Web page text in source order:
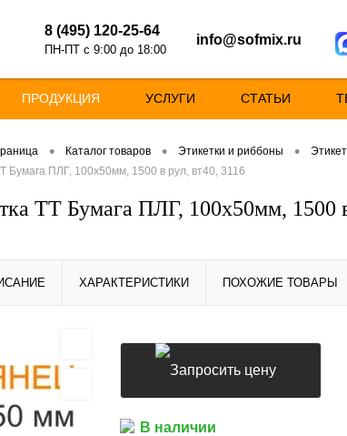
8 (495) 120-25-64
ПН-ПТ с 9:00 до 18:00
info@sofmix.ru
ПРОДУКЦИЯ УСЛУГИ СТАТЬИ
• Каталог товаров • Этикетки и риббоны •
Бумага ПЛГ, 100х50мм, 1500 в рул, вт40, 3116
ТТ Бумага ПЛГ, 100х50мм, 1500
ХАРАКТЕРИСТИКИ ПОХОЖИЕ ТОВАРЫ
Запросить цену
В наличии